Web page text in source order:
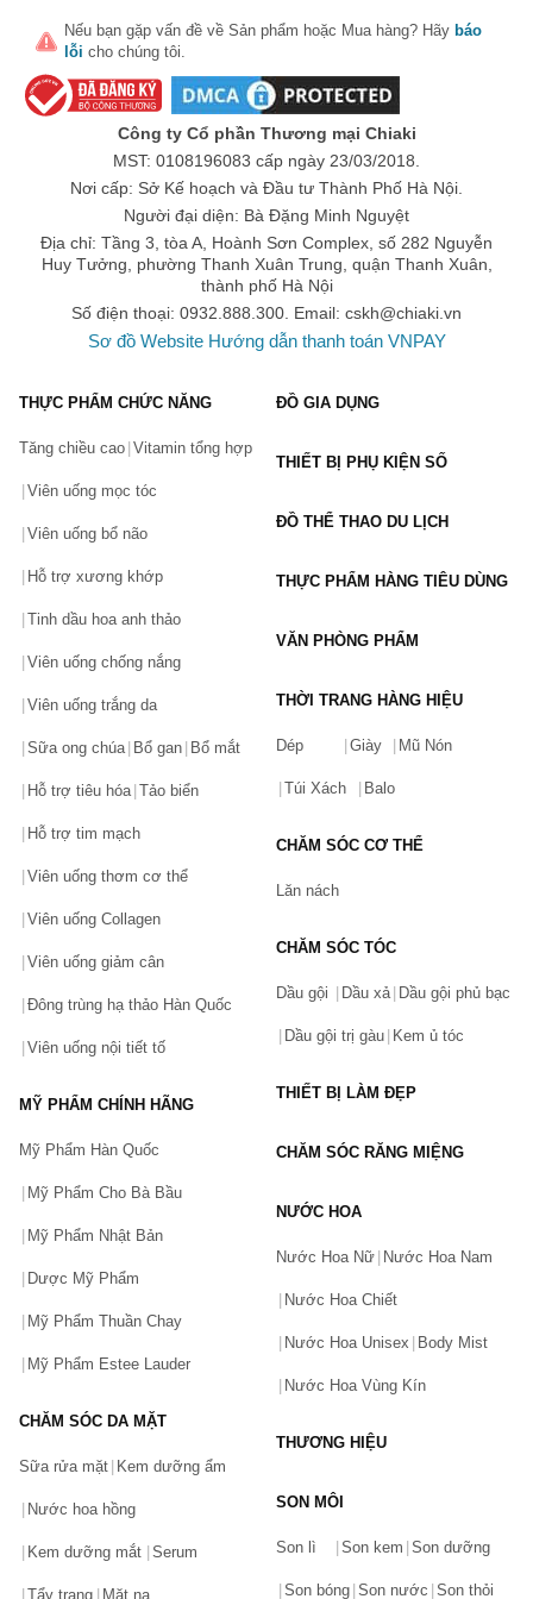
Năm 1994: Murad trở thành thương hiệu mỹ phẩm đầu tiên
thực hiện quảng cáo trên các phương tiện truyền thông.
Năm 1997: Ra mắt dòng sản phẩm có tính năng
Environmental Shield giúp ngăn ngừa các tác nhân gây hại
bên ngoài môi trường như ánh nắng mặt trời, khói bụi,... ảnh
hưởng đến da.
Năm 2002: Ra mắt dòng sản phẩm Resurgence với tính năng
Hormonal Aging giúp ngăn ngừa các thay đổi về hormone,
nuôi dưỡng làn da tươi trẻ.
đầu tiên với những liệu trình chuyên biệt cho từng loại da.
hướng đến đối tượng là các trung tâm chăm sóc da.
giúp người tiêu dùng đến gần hơn với các sản phẩm chăm
sóc da chuyên biệt nhất từ thương hiệu chăm sóc da nổi tiếng
Sản phẩm chăm sóc da Murad
Các sản phẩm chăm sóc da của Murad vô cùng đa dạng và giải
Sữa rửa mặt
Release Bleshming Cleanser,   Refreshing Cleaner, AHA/BHA
Exfoliating Cleanser.
Toner: Hydrating Toner, Essential-C Toner, Party Essential,
Serum: Luminous Essence, Intensive Wrinkle Reducer, Rapid
Relief Acne Spot Treatment, Firm and Tone Serum, Porcelain
Serum Rapid Age Spot and Pigment Lightening Serum,…
Dưỡng ẩm: Age-Balancing Day Moisture, Anti-Aging
Mặt nạ: Hydro-Glow Aqua Peel, Instamatte Oil Control Mask,
Eye Lift Firming Treatment.
Tẩy da chết:  Intensive-C Radiance Peel, Rapid Resurfacing
Chống nắng: Invisiblur Perfecting Shield, City Skin Age
Các sản phẩm viên uống của Murad tập trung vào việc tăng
cường và hồi phục chức năng của cơ thể.
Viên uống giảm căng thẳng Address Stress Dietary
Nếu bạn gặp vấn đề về Sản phẩm hoặc Mua hàng? Hãy báo
lỗi cho chúng tôi.
Bạn gặp vấn đề về sản phẩm hay mua hàng?
Hãy báo lỗi cho chúng tôi. Hoặc gọi cho chúng tôi qua số
Công ty Cổ phần Thương mại Chiaki
MST: 0108196083 cấp ngày 23/03/2018.
Nơi cấp: Sở Kế hoạch và Đầu tư Thành Phố Hà Nội.
Người đại diện: Bà Đặng Minh Nguyệt
Địa chỉ: Tầng 3, tòa A, Hoành Sơn Complex, số 282 Nguyễn
Huy Tưởng, phường Thanh Xuân Trung, quận Thanh Xuân,
thành phố Hà Nội
Số điện thoại: 0932.888.300. Email: cskh@chiaki.vn
Sơ đồ Website Hướng dẫn thanh toán VNPAY
THỰC PHẨM CHỨC NĂNG
Tăng chiều cao Vitamin tổng hợp
Viên uống mọc tóc
Viên uống bổ não
Hỗ trợ xương khớp
Tinh dầu hoa anh thảo
Viên uống chống nắng
Viên uống trắng da
Sữa ong chúa Bổ gan Bổ mắt
Hỗ trợ tiêu hóa Tảo biển
Hỗ trợ tim mạch
Viên uống thơm cơ thể
Viên uống Collagen
Viên uống giảm cân
Đông trùng hạ thảo Hàn Quốc
Viên uống nội tiết tố
MỸ PHẨM CHÍNH HÃNG
Mỹ Phẩm Hàn Quốc
Mỹ Phẩm Cho Bà Bầu
Mỹ Phẩm Nhật Bản
Dược Mỹ Phẩm
Mỹ Phẩm Thuần Chay
Mỹ Phẩm Estee Lauder
CHĂM SÓC DA MẶT
Sữa rửa mặt Kem dưỡng ẩm
Nước hoa hồng
Kem dưỡng mắt Serum
Tẩy trang Mặt nạ
ĐỒ GIA DỤNG
THIẾT BỊ PHỤ KIỆN SỐ
ĐỒ THỂ THAO DU LỊCH
THỰC PHẨM HÀNG TIÊU DÙNG
VĂN PHÒNG PHẨM
THỜI TRANG HÀNG HIỆU
Dép Giày Mũ Nón
Túi Xách Balo
CHĂM SÓC CƠ THỂ
Lăn nách
CHĂM SÓC TÓC
Dầu gội Dầu xả Dầu gội phủ bạc
Dầu gội trị gàu Kem ủ tóc
THIẾT BỊ LÀM ĐẸP
CHĂM SÓC RĂNG MIỆNG
NƯỚC HOA
Nước Hoa Nữ Nước Hoa Nam
Nước Hoa Chiết
Nước Hoa Unisex Body Mist
Nước Hoa Vùng Kín
THƯƠNG HIỆU
SON MÔI
Son lì Son kem Son dưỡng
Son bóng Son nước Son thỏi